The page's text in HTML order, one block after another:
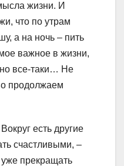
жизни. И
что по утрам
а на ночь – пить
важное в жизни,
все-таки… Не
продолжаем
есть другие
счастливыми, –
прекращать